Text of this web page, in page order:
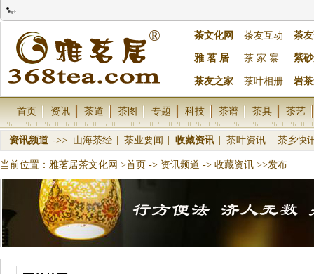
茶文化网 茶友互动 茶
雅 茗 居 茶 家 寨 紫
茶友之家 茶叶相册 岩
首页 资讯 茶道 茶图 专题 科技 茶谱 茶具 茶艺
资讯频道 ->> 山海茶经 茶业要闻 收藏资讯 茶叶资讯 茶乡快
当前位置： 雅茗居茶文化网 >首页 -> 资讯频道 -> 收藏资讯 >>发布